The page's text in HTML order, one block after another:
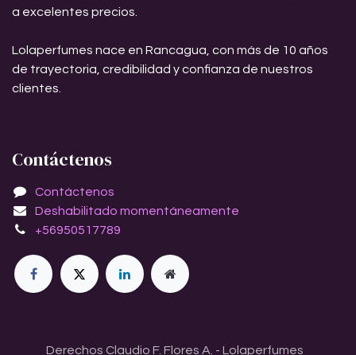
a excelentes precios.
Lolaperfumes nace en Rancagua, con más de 10 años
de trayectoria, credibilidad y confianza de nuestros
clientes.
Contáctenos
Contáctenos
Deshabilitado momentáneamente
+56950517789
Derechos Claudio F. Flores A. - Lolaperfumes